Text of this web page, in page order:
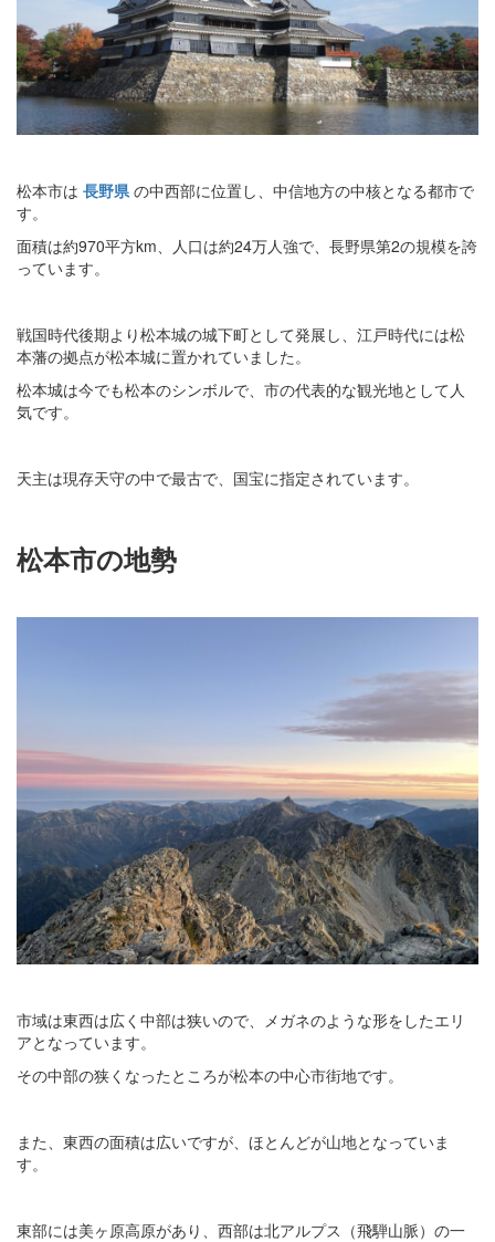
松本市は 長野県の中西部に位置し、中信地方の中核となる都市で
す。
面積は約970平方km、人口は約24万人強で、長野県第2の規模を誇
っています。
戦国時代後期より松本城の城下町として発展し、江戸時代には松
本藩の拠点が松本城に置かれていました。
松本城は今でも松本のシンボルで、市の代表的な観光地として人
気です。
天主は現存天守の中で最古で、国宝に指定されています。
松本市の地勢
市域は東西は広く中部は狭いので、メガネのような形をしたエリ
アとなっています。
その中部の狭くなったところが松本の中心市街地です。
また、東西の面積は広いですが、ほとんどが山地となっていま
す。
東部には美ヶ原高原があり、西部は北アルプス（飛騨山脈）の一